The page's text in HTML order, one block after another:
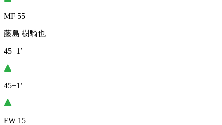
MF 55
藤島 樹騎也
45+1’
45+1’
FW 15